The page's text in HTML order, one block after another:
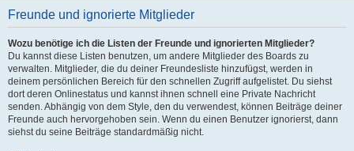
Freunde und ignorierte Mitglieder
Wozu benötige ich die Listen der Freunde und ignorierten Mitglieder?
Du kannst diese Listen benutzen, um andere Mitglieder des Boards zu
verwalten. Mitglieder, die du deiner Freundesliste hinzufügst, werden in
deinem persönlichen Bereich für den schnellen Zugriff aufgelistet. Du siehst
dort deren Onlinestatus und kannst ihnen schnell eine Private Nachricht
senden. Abhängig von dem Style, den du verwendest, können Beiträge deiner
Freunde auch hervorgehoben sein. Wenn du einen Benutzer ignorierst, dann
siehst du seine Beiträge standardmäßig nicht.